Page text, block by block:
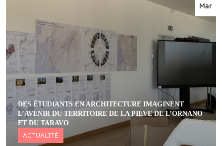
Mar
DES ÉTUDIANTS EN ARCHITECTURE IMAGINENT
L’AVENIR DU TERRITOIRE DE LA PIEVE DE L’ORNANO
ET DU TARAVO
ACTUALITÉ